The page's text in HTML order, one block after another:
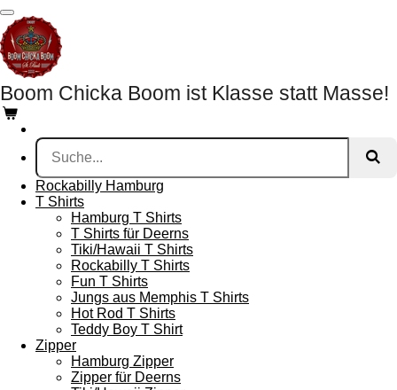
Zum
Hauptinhalt
springen
Boom Chicka Boom ist Klasse statt Masse!
Rockabilly Hamburg
T Shirts
Hamburg T Shirts
T Shirts für Deerns
Tiki/Hawaii T Shirts
Rockabilly T Shirts
Fun T Shirts
Jungs aus Memphis T Shirts
Hot Rod T Shirts
Teddy Boy T Shirt
Zipper
Hamburg Zipper
Zipper für Deerns